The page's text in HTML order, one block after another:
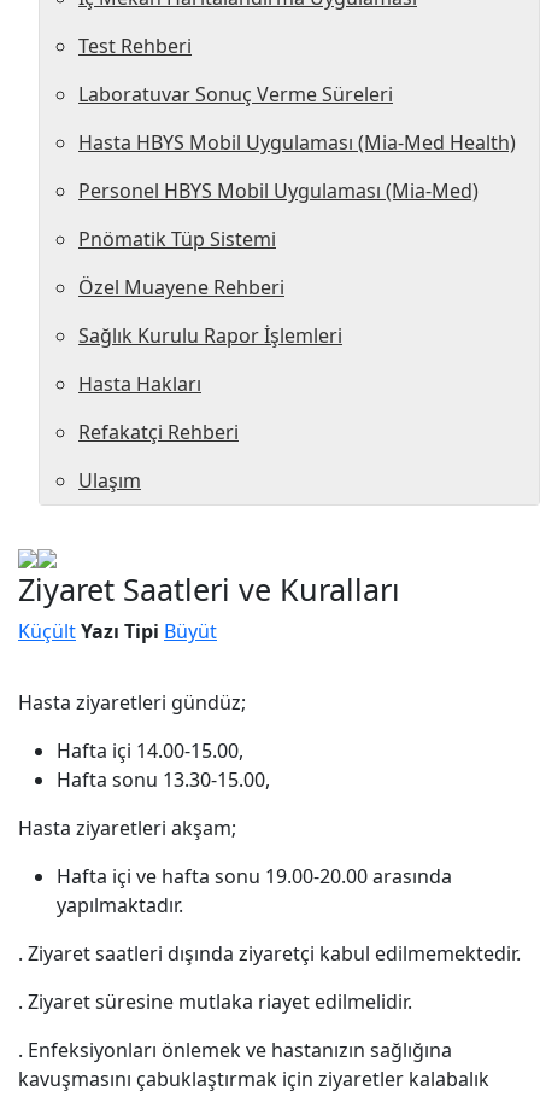
Test Rehberi
Laboratuvar Sonuç Verme Süreleri
Hasta HBYS Mobil Uygulaması (Mia-Med Health)
Personel HBYS Mobil Uygulaması (Mia-Med)
Pnömatik Tüp Sistemi
Özel Muayene Rehberi
Sağlık Kurulu Rapor İşlemleri
Hasta Hakları
Refakatçi Rehberi
Ulaşım
Ziyaret Saatleri ve Kuralları
KüçültYazı Tipi Büyüt
Hasta ziyaretleri gündüz;
Hafta içi 14.00-15.00,
Hafta sonu 13.30-15.00,
Hasta ziyaretleri akşam;
Hafta içi ve hafta sonu 19.00-20.00 arasında
yapılmaktadır.
. Ziyaret saatleri dışında ziyaretçi kabul edilmemektedir.
. Ziyaret süresine mutlaka riayet edilmelidir.
. Enfeksiyonları önlemek ve hastanızın sağlığına
kavuşmasını çabuklaştırmak için ziyaretler kalabalık